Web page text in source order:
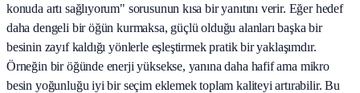
konuda artı sağlıyorum" sorusunun kısa bir yanıtını verir. Eğer hedef
daha dengeli bir öğün kurmaksa, güçlü olduğu alanları başka bir
besinin zayıf kaldığı yönlerle eşleştirmek pratik bir yaklaşımdır.
Örneğin bir öğünde enerji yüksekse, yanına daha hafif ama mikro
besin yoğunluğu iyi bir seçim eklemek toplam kaliteyi artırabilir. Bu